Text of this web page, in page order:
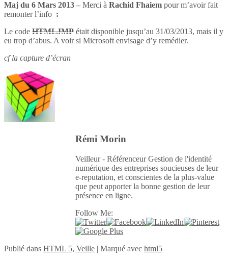
Maj du 6 Mars 2013 – Merci à Rachid Fhaiem pour m’avoir fait
remonter l’info :
Le code HTMLJMP était disponible jusqu’au 31/03/2013, mais il y
eu trop d’abus. A voir si Microsoft envisage d’y remédier.
cf la capture d’écran
Rémi Morin
Veilleur - Référenceur Gestion de l'identité
numérique des entreprises soucieuses de leur
e-reputation, et conscientes de la plus-value
que peut apporter la bonne gestion de leur
présence en ligne.
Follow Me:
Publié dans HTML 5, Veille | Marqué avec html5